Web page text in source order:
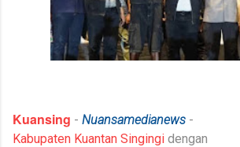
Kuansing - Nuansamedianews -
Kabupaten Kuantan Singingi dengan